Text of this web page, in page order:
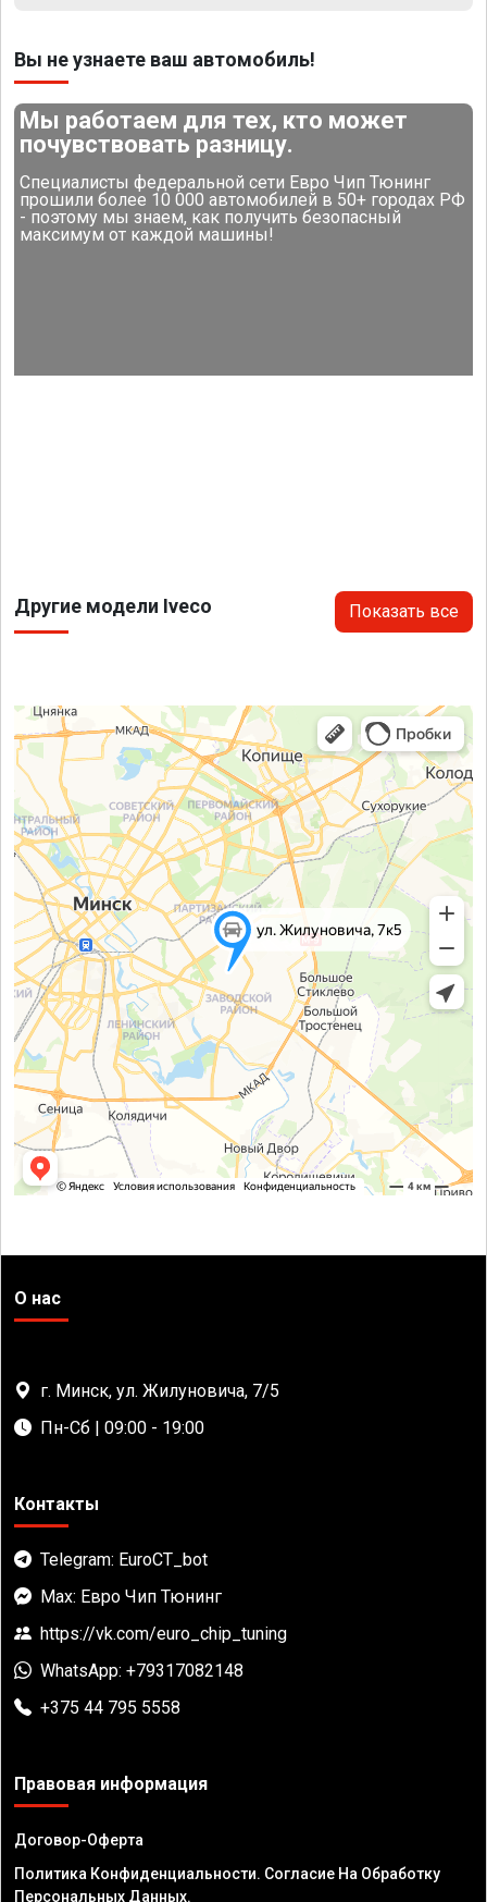
Вы не узнаете ваш автомобиль!
Мы работаем для тех, кто может
почувствовать разницу.
Специалисты федеральной сети Евро Чип Тюнинг
прошили более 10 000 автомобилей в 50+ городах РФ
- поэтому мы знаем, как получить безопасный
максимум от каждой машины!
Другие модели Iveco Показать все
О нас
г. Минск, ул. Жилуновича, 7/5
Пн-Сб | 09:00 - 19:00
Контакты
Telegram: EuroCT_bot
Max: Евро Чип Тюнинг
https://vk.com/euro_chip_tuning
WhatsApp: +79317082148
+375 44 795 5558
Правовая информация
Договор-Оферта
Политика Конфиденциальности. Согласие На Обработку
Персональных Данных.